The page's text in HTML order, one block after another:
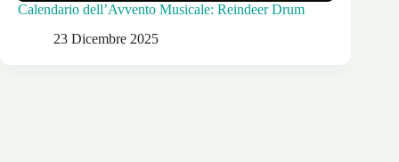
Calendario dell’Avvento Musicale: Reindeer Drum
23 Dicembre 2025